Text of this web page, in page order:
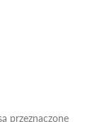
przeznaczone